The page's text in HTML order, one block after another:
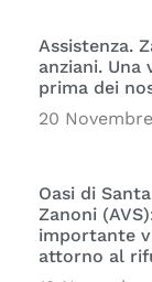
Assistenza.
anziani. Una
prima dei
20
Oasi di
Zanoni
importante
attorno al